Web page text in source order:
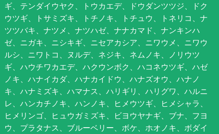
ギ、テンダイウヤク、トウカエデ、ドウダンツツジ、ドク
ウツギ、トサミズキ、トチノキ、トチュウ、トネリコ、ナ
ツツバキ、ナツメ、ナツハゼ、ナナカマド、ナンキンハ
ゼ、ニガキ、ニシキギ、ニセアカシア、ニワウメ、ニワウ
ルシ、ニワトコ、ヌルデ、ネジキ、ネムノキ、ノリウツ
ギ、ハウチワカエデ、ハクウンボク、ハコネウツギ、ハゼ
ノキ、ハナイカダ、ハナカイドウ、ハナズオウ、ハナノ
キ、ハナミズキ、ハマナス、ハリギリ、ハリグワ、ハルニ
レ、ハンカチノキ、ハンノキ、ヒメウツギ、ヒメシャラ、
ヒメリンゴ、ヒュウガミズキ、ビヨウヤナギ、ブナ、フヨ
ウ、プラタナス、ブルーベリー、ボケ、ホオノキ、ボダイ